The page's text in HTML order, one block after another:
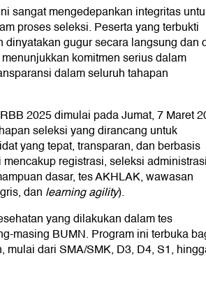
sangat mengedepankan integritas
proses seleksi. Peserta yang terbukti
gugur secara langsung dan
komitmen serius dalam
dalam seluruh tahapan
2025 dimulai pada Jumat, 7 Maret
seleksi yang dirancang untuk
yang tepat, transparan, dan berbasis
registrasi, seleksi
dasar, tes AKHLAK, wawasan
dan learningagility).
yang dilakukan dalam tes
masing BUMN. Program ini terbuka
mulai dari SMA/SMK, D3, D4, S1,